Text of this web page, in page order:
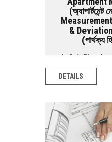
(অ্যাপার্টমেন্ট
Measurement
&
(পার্থক্য
As Built Plan,
/ Floor
DETAILS